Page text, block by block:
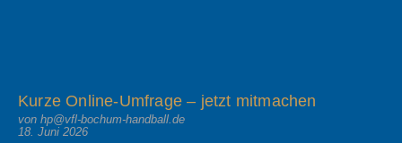
Kurze Online-Umfrage – jetzt mitmachen
von hp@vfl-bochum-handball.de
18. Juni 2026